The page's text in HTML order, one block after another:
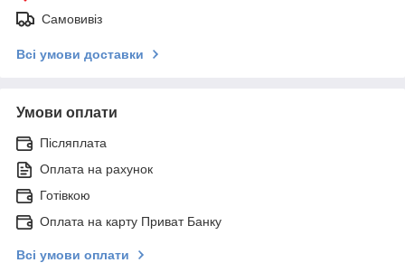
Самовивіз
Всі умови доставки
Умови оплати
Післяплата
Оплата на рахунок
Готівкою
Оплата на карту Приват Банку
Всі умови оплати